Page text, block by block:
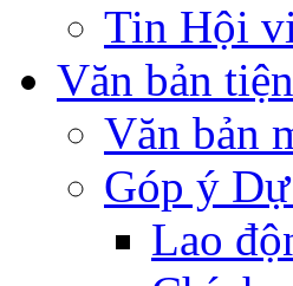
Tin Hội
Văn bản
Văn bản
Góp ý
Lao